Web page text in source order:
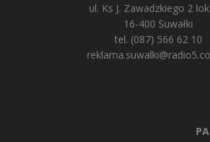
ul. Ks J. Zawadzkiego 2
16-400 Suwałki
tel. (087) 566 62 10